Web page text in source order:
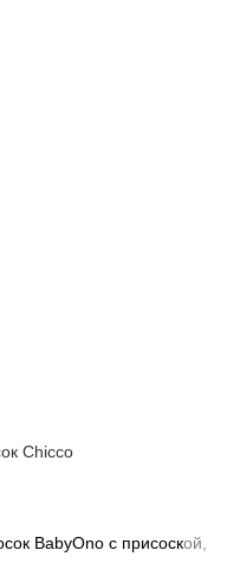
Chicco